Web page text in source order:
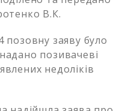
В.К.
позовну заяву було
позивачеві
недоліків